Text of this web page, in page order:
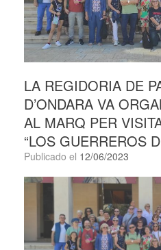
LA REGIDORIA DE
D’ONDARA VA
AL MARQ PER
“LOS GUERREROS
Publicado el 12/06/2023